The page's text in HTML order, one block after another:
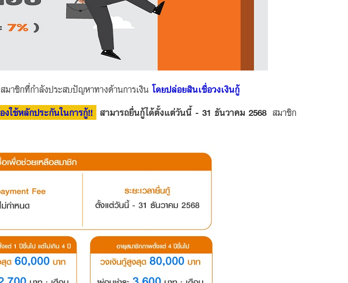
มาชิกที่กำลังประสบปัญหาทางด้านการเงินโดยปล่อยสินเชื่อวงเงินกู้
งใช้หลักประกันในการกู้!! สามารถยื่นกู้ได้ตั้งแต่วันนี้ - 31 ธันวาคม 2568 สมาชิก